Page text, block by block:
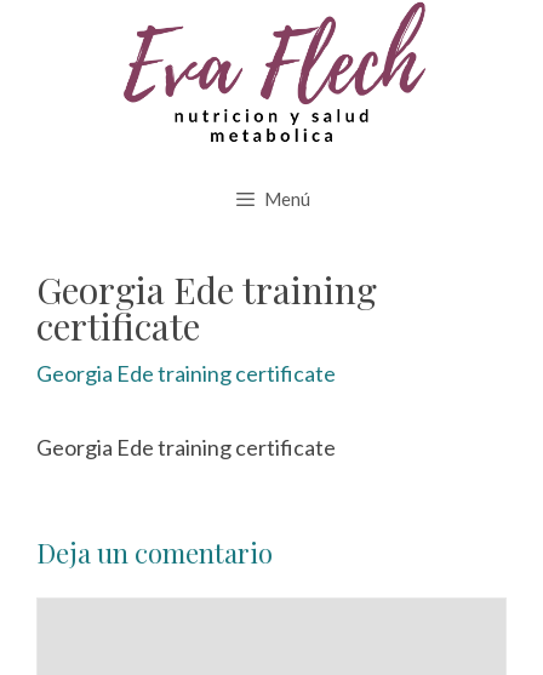
Menú
Georgia Ede training
certificate
Georgia Ede training certificate
Georgia Ede training certificate
Deja un comentario